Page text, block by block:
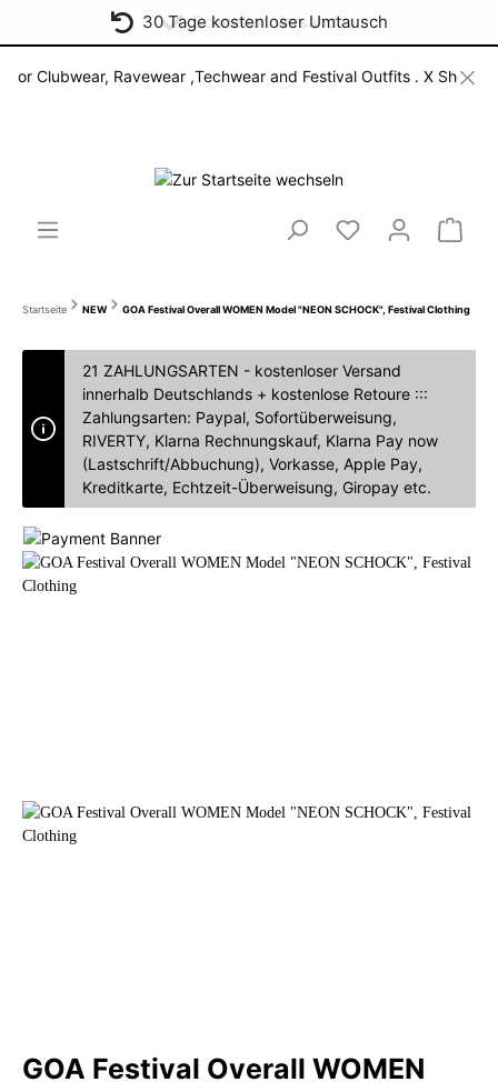
Schneller Versand
30 Tage kostenloser Umtausch
Ravewear ,Techwear and Festival Outfits . X Shop for
Startseite NEW GOA Festival Overall WOMEN Model "NEON SCHOCK", Festival Clothing
21 ZAHLUNGSARTEN - kostenloser Versand
innerhalb Deutschlands + kostenlose Retoure :::
Zahlungsarten: Paypal, Sofortüberweisung,
RIVERTY, Klarna Rechnungskauf, Klarna Pay now
(Lastschrift/Abbuchung), Vorkasse, Apple Pay,
Kreditkarte, Echtzeit-Überweisung, Giropay etc.
GOA Festival Overall WOMEN